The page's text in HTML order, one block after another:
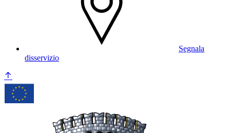
Segnala
disservizio